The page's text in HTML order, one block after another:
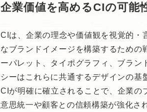
企業価値を高めるCIの可能
CIは、企業の理念や価値観を視覚的・
なブランドイメージを構築するための
ーパレット、タイポグラフィ、ブラン
シーはこれらに共通するデザインの基
CIが明確に確立されることで、企業の
意思統一や顧客との信頼構築が強化さ